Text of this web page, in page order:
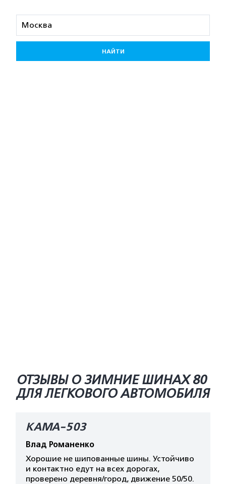
НАЙТИ
ОТЗЫВЫ О ЗИМНИЕ ШИНАХ 80
ДЛЯ ЛЕГКОВОГО АВТОМОБИЛЯ
КАМА-503
Влад Романенко
Хорошие не шипованные шины. Устойчиво
и контактно едут на всех дорогах,
проверено деревня/город, движение 50/50.